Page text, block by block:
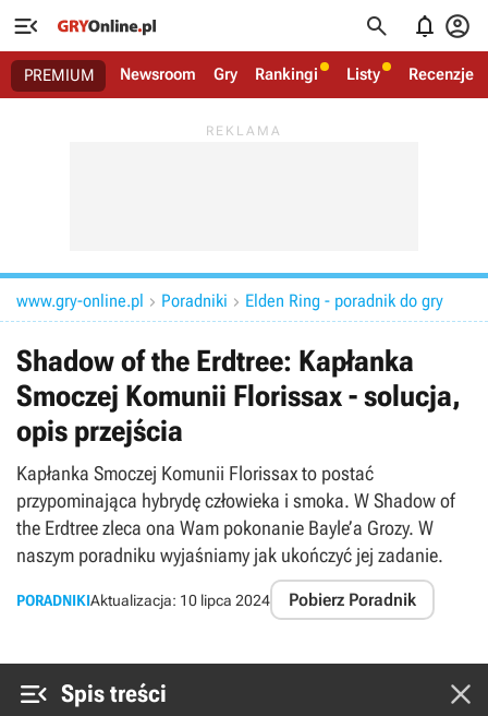
   
PREMIUM Newsroom Gry Rankingi Listy Recenzje
www.gry-online.pl  Poradniki  Elden Ring - poradnik do gry
Shadow of the Erdtree: Kapłanka
Smoczej Komunii Florissax - solucja,
opis przejścia
Kapłanka Smoczej Komunii Florissax to postać
przypominająca hybrydę człowieka i smoka. W Shadow of
the Erdtree zleca ona Wam pokonanie Bayle’a Grozy. W
naszym poradniku wyjaśniamy jak ukończyć jej zadanie.
PORADNIKIAktualizacja: 10 lipca 2024 Pobierz Poradnik
 Spis treści 